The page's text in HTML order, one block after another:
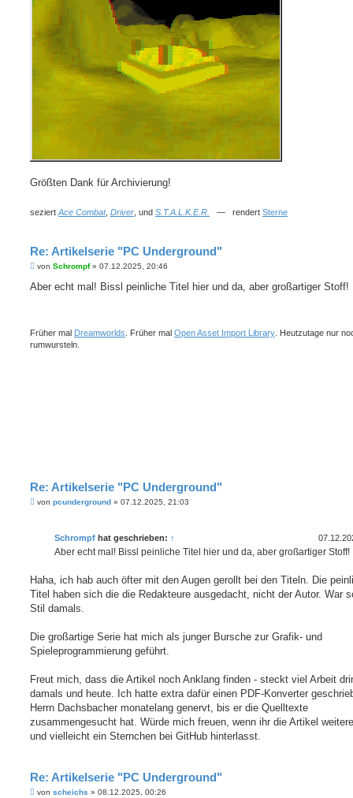
Größten Dank für Archivierung!
seziert Ace Combat, Driver , und S.T.A.L.K.E.R. — rendert Sterne
Re: Artikelserie "PC Underground"
B
i
von Schrompf» 07.12.2025, 20:46
Aber echt mal! Bissl peinliche Titel hier und da, aber großartiger Stoff!
Früher mal Dreamworlds . Früher mal Open Asset Import Library . Heutzutage nur
rumwursteln.
Re: Artikelserie "PC Underground"
Bvon pcunderground » 07.12.2025, 21:03
Schrompf hat geschrieben: ↑
Aber echt mal! Bissl peinliche Titel hier und da, aber großartiger Stoff!
Haha, ich hab auch öfter mit den Augen gerollt bei den Titeln. Die
Titel haben sich die die Redakteure ausgedacht, nicht der Autor. War
Stil damals.
Die großartige Serie hat mich als junger Bursche zur Grafik- und
Spieleprogrammierung geführt.
Freut mich, dass die Artikel noch Anklang finden - steckt viel Arbeit
damals und heute. Ich hatte extra dafür einen PDF-Konverter
Herrn Dachsbacher monatelang genervt, bis er die Quelltexte
zusammengesucht hat. Würde mich freuen, wenn ihr die Artikel
und vielleicht ein Sternchen bei GitHub hinterlasst.
Re: Artikelserie "PC Underground"
Bvon scheichs » 08.12.2025, 00:26